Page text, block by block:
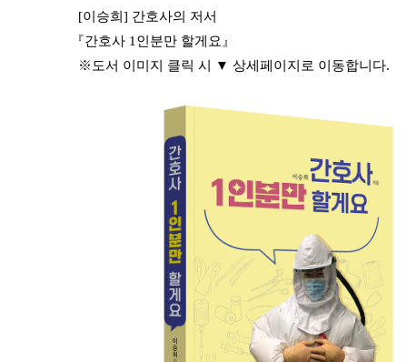
[이승희] 간호사의 저서
『간호사 1인분만 할게요』
※도서 이미지 클릭 시 ▼ 상세페이지로 이동합니다.